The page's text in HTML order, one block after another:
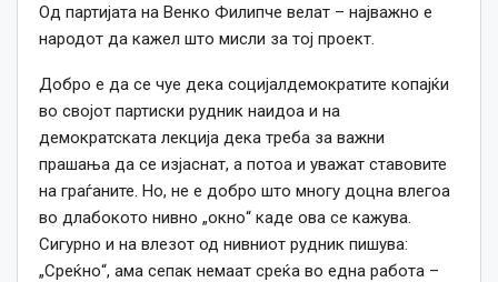
Од партијата на Венко Филипче велат – најважно е
народот да кажел што мисли за тој проект.
Добро е да се чуе дека социјалдемократите копајќи
во својот партиски рудник наидоа и на
демократската лекција дека треба за важни
прашања да се изјаснат, а потоа и уважат ставовите
на граѓаните. Но, не е добро што многу доцна влегоа
во длабокото нивно „окно“ каде ова се кажува.
Сигурно и на влезот од нивниот рудник пишува:
„Среќно“, ама сепак немаат среќа во една работа –